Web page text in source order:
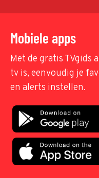
Mobiele apps
Met de gratis TVgids
tv is, eenvoudig je
en alerts instellen.